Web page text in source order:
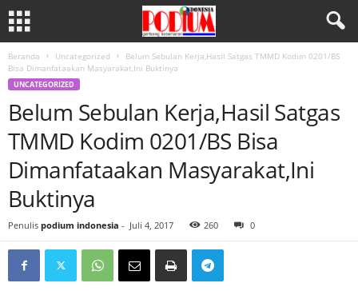
Beranda Uncategorized
Belum Sebulan Kerja,Hasil Satgas TMMD Kodim 0201/BS
Bisa Dimanfataakan Masyarakat,Ini Buktinya
UNCATEGORIZED
Belum Sebulan Kerja,Hasil Satgas
TMMD Kodim 0201/BS Bisa
Dimanfataakan Masyarakat,Ini
Buktinya
Penulis podium indonesia - Juli 4, 2017 260 0